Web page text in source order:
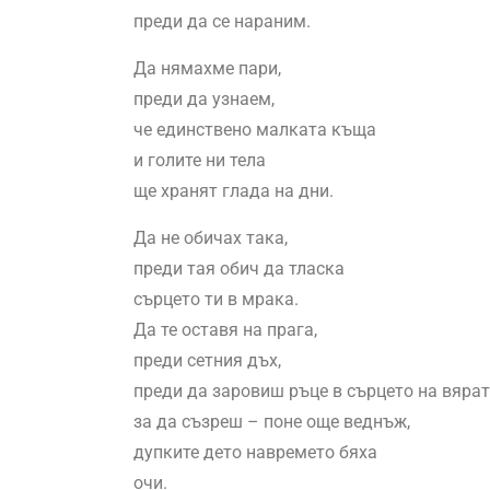
преди да се нараним.
Да нямахме пари,
преди да узнаем,
че единствено малката къща
и голите ни тела
ще хранят глада на дни.
Да не обичах така,
преди тая обич да тласка
сърцето ти в мрака.
Да те оставя на прага,
преди сетния дъх,
преди да заровиш ръце в сърцето на
за да съзреш – поне още веднъж,
дупките дето навремето бяха
очи.